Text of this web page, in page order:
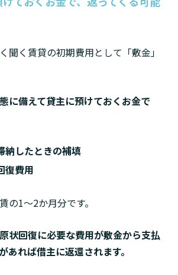
聞く賃貸の初期費用として「敷金」
に備えて貸主に預けておくお金で
納したときの補填
復費用
の1～2か月分です。
状回復に必要な費用が敷金から支払
あれば借主に返還されます。